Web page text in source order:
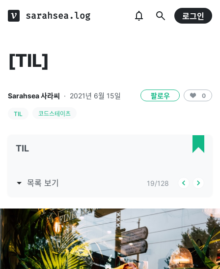
sarahsea.log 로그인
[TIL]
Sarahsea 사라씨 · 2021년 6월 15일 팔로우 0
TIL 코드스테이츠
TIL
목록 보기 19/128